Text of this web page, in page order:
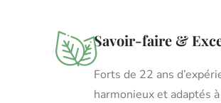
Savoir-faire &
Forts de 22 ans
harmonieux et adaptés